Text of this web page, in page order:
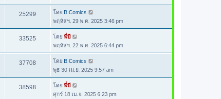
25299 โดย B.Comics
พฤหัสฯ. 29 พ.ค. 2025 3:46 pm
33525 โดย พี่บี
พฤหัสฯ. 22 พ.ค. 2025 6:44 pm
37708 โดย B.Comics
พุธ 30 เม.ย. 2025 9:57 am
38598 โดย พี่บี
ศุกร์ 18 เม.ย. 2025 6:23 pm